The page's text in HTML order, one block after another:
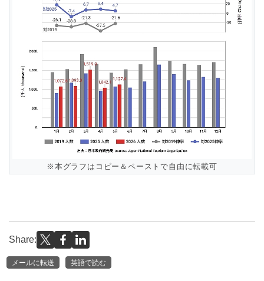
※本グラフはコピー＆ペーストで自由に転載可
Share:
メールに転送 英語で読む